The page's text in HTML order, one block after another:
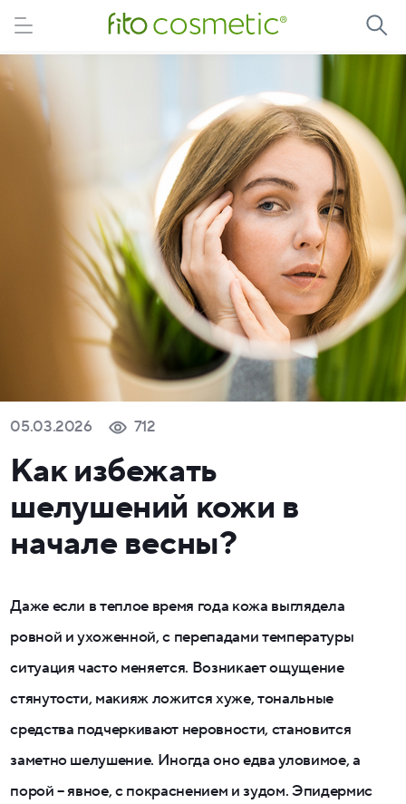
05.03.2026 712
Как избежать
шелушений кожи в
начале весны?
Даже если в теплое время года кожа выглядела
ровной и ухоженной, с перепадами температуры
ситуация часто меняется. Возникает ощущение
стянутости, макияж ложится хуже, тональные
средства подчеркивают неровности, становится
заметно шелушение. Иногда оно едва уловимое, а
порой – явное, с покраснением и зудом. Эпидермис